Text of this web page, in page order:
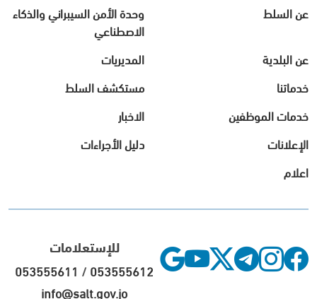
عن السلط
وحدة الأمن السيبراني والذكاء
الاصطناعي
عن البلدية
المديريات
خدماتنا
مستكشف السلط
خدمات الموظفين
الاخبار
الإعلانات
دليل الأجراءات
اعلام
للإستعلامات
053555611 /053555612
info@salt.gov.jo